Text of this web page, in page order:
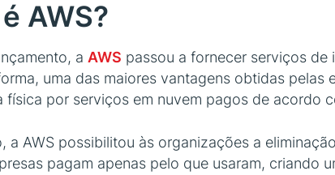
AWS?
a AWS passou a fornecer serviços
uma das maiores vantagens obtidas
física por serviços em nuvem pagos de acordo
a AWS possibilitou às organizações a
pagam apenas pelo que usaram, criando